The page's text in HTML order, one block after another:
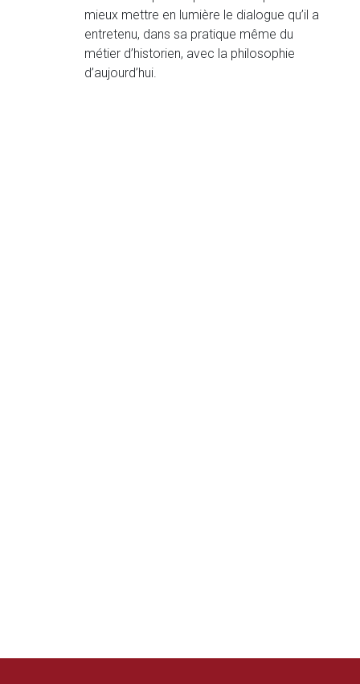
mieux mettre en lumière le dialogue qu’il a
entretenu, dans sa pratique même du
métier d’historien, avec la philosophie
d’aujourd’hui.